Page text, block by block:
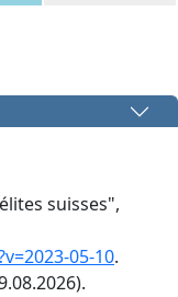
suisses",
05-10.